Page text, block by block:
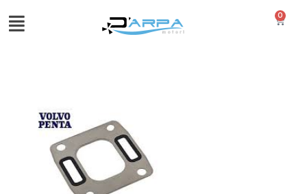
0